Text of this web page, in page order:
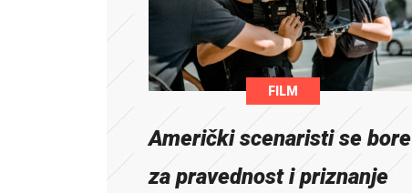
FILM
Američki scenaristi se bore
za pravednost i priznanje